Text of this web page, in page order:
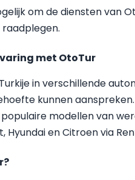
om de diensten van
met OtoTur
in verschillende
kunnen
modellen van
en Citroen via